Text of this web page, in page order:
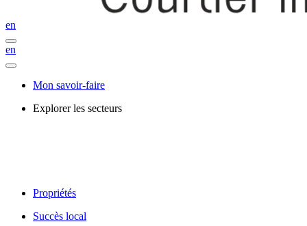
en
en
Mon savoir-faire
Explorer les secteurs
Propriétés
Succès local